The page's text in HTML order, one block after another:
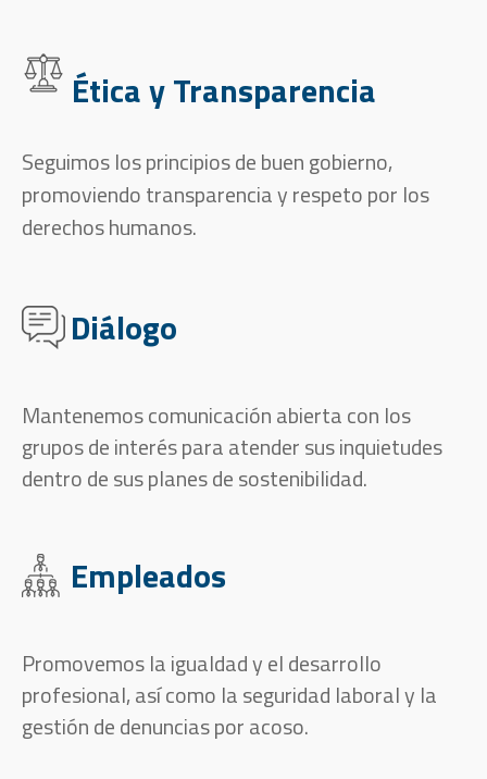
Ética y Transparencia
Seguimos los principios de buen gobierno,
promoviendo transparencia y respeto por los
derechos humanos.
Diálogo
Mantenemos comunicación abierta con los
grupos de interés para atender sus inquietudes
dentro de sus planes de sostenibilidad.
Empleados
Promovemos la igualdad y el desarrollo
profesional, así como la seguridad laboral y la
gestión de denuncias por acoso.